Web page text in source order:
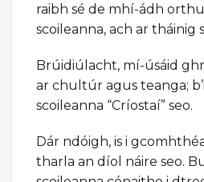
raibh sé de mhí-ádh
scoileanna, ach ar tháinig
Brúidiúlacht, mí-úsáid
ar chultúr agus teanga;
scoileanna “Críostaí” seo.
Dár ndóigh, is i
tharla an díol náire seo.